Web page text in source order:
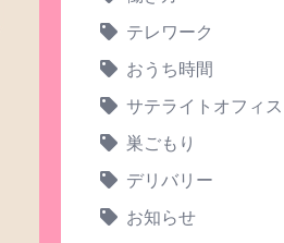
テレワーク
おうち時間
サテライトオフィス
巣ごもり
デリバリー
お知らせ